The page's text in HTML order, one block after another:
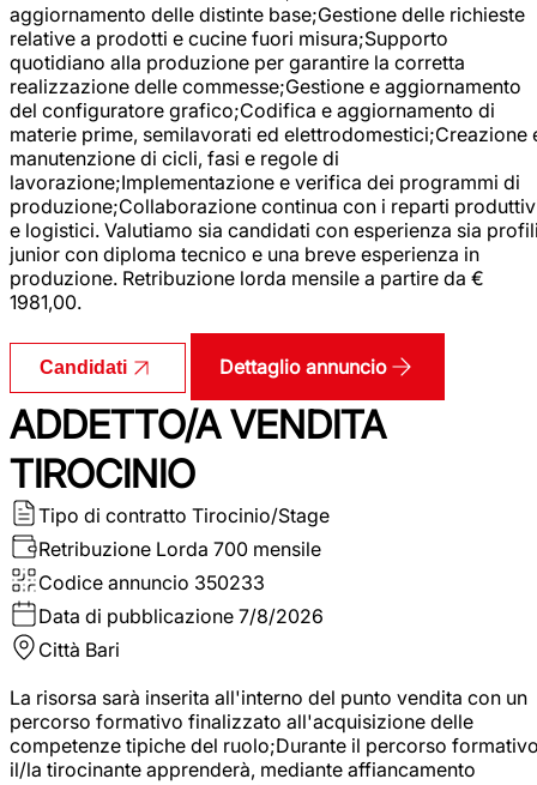
aggiornamento delle distinte base;Gestione delle richieste
relative a prodotti e cucine fuori misura;Supporto
quotidiano alla produzione per garantire la corretta
realizzazione delle commesse;Gestione e aggiornamento
del configuratore grafico;Codifica e aggiornamento di
materie prime, semilavorati ed elettrodomestici;Creazione
manutenzione di cicli, fasi e regole di
lavorazione;Implementazione e verifica dei programmi di
produzione;Collaborazione continua con i reparti
e logistici. Valutiamo sia candidati con esperienza sia
junior con diploma tecnico e una breve esperienza in
produzione. Retribuzione lorda mensile a partire da €
1981,00.
Candidati Dettaglio annuncio
ADDETTO/A VENDITA
TIROCINIO
Tipo di contratto Tirocinio/Stage
Retribuzione Lorda 700 mensile
Codice annuncio 350233
Data di pubblicazione 7/8/2026
Città Bari
La risorsa sarà inserita all'interno del punto vendita con un
percorso formativo finalizzato all'acquisizione delle
competenze tipiche del ruolo;Durante il percorso
il/la tirocinante apprenderà, mediante affiancamento